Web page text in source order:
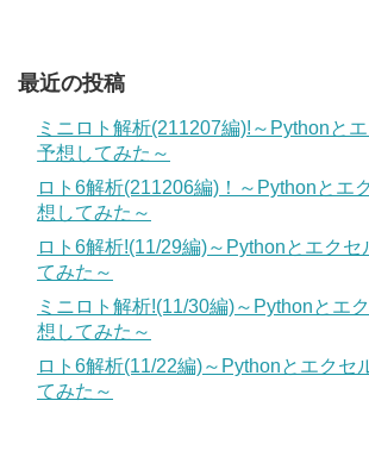
最近の投稿
ミニロト解析(211207編)!～Pythonと
予想してみた～
ロト6解析(211206編)！～Pythonとエ
想してみた～
ロト6解析!(11/29編)～Pythonとエクセ
てみた～
ミニロト解析!(11/30編)～Pythonとエ
想してみた～
ロト6解析(11/22編)～Pythonとエクセ
てみた～